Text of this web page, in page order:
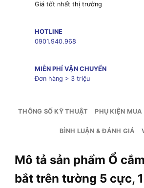
Giá tốt nhất thị trường
HOTLINE
0901.940.968
MIỄN PHÍ VẬN CHUYỂN
Đơn hàng > 3 triệu
THÔNG SỐ KỸ THUẬT PHỤ KIỆN
BÌNH LUẬN & ĐÁNH GIÁ
Mô tả sản phẩm Ổ
bắt trên tường 5 cực,